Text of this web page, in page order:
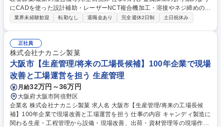
にCADを使った設計補助・レーザーNCT複合機加工・溶接やネジ締めの組
立加工等の板金技術を用いて情報通信機器の機能部品・医療・食品関連の
イバーレーザー複合機を用いた高精度な切断・穴あけ加工 ■プレスブレー
キ（曲げ）を用いた精密加工および高度な溶接作業全般 ■試作や小ロット
生産における徹底した品質管理と仕上がりの美しさの追求 ■経験やスキル
に応じた、現場の製造工程効率化への提案や改善活動の推進 募集職種 ★
緑区★【精密板金加工/板金技能工】経験者募集/最新の複合機導入/土日祝
休
業界未経験歓迎 転勤なし 退職金あり 完全週休2日制 土日祝休み
正社員
株式会社ナカニシ製菓
大阪市【生産管理/将来の工場長候補】100年企業で現場
改善と工場運営を担う 生産管理
月給32万円～36万円
大阪府大阪市阿倍野区
企業名 株式会社ナカニシ製菓 求人名 大阪市【生産管理/将来の工場長候
補】100年企業で現場改善と工場運営を担う 仕事の内容 キャンディ製造に
関わる生産・工程管理から設備・現場改善、出荷・資材管理等の現場作業